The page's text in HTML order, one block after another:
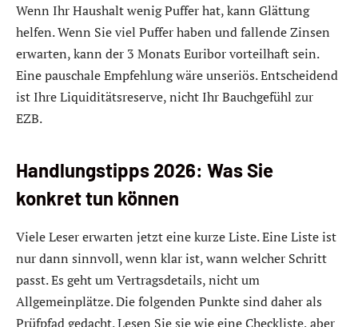
Wenn Ihr Haushalt wenig Puffer hat, kann Glättung
helfen. Wenn Sie viel Puffer haben und fallende Zinsen
erwarten, kann der 3 Monats Euribor vorteilhaft sein.
Eine pauschale Empfehlung wäre unseriös. Entscheidend
ist Ihre Liquiditätsreserve, nicht Ihr Bauchgefühl zur
EZB.
Handlungstipps 2026: Was Sie
konkret tun können
Viele Leser erwarten jetzt eine kurze Liste. Eine Liste ist
nur dann sinnvoll, wenn klar ist, wann welcher Schritt
passt. Es geht um Vertragsdetails, nicht um
Allgemeinplätze. Die folgenden Punkte sind daher als
Prüfpfad gedacht. Lesen Sie sie wie eine Checkliste, aber